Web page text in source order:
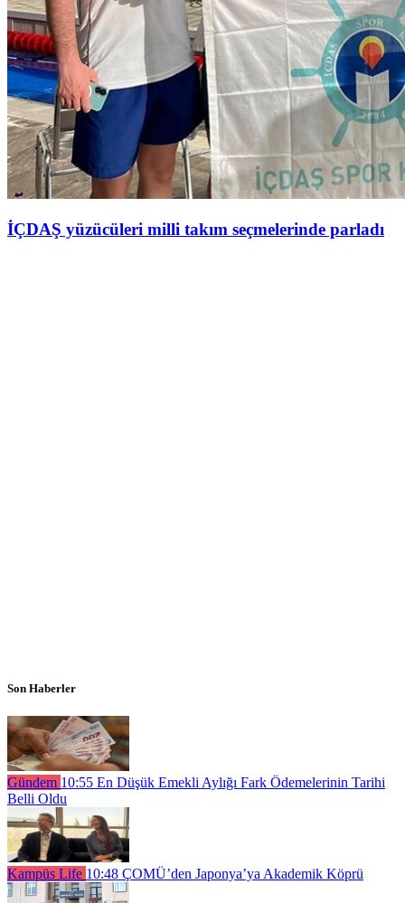
İÇDAŞ yüzücüleri milli takım seçmelerinde parladı
Son Haberler
Gündem 10:55 En Düşük Emekli Aylığı Fark Ödemelerinin Tarihi
Belli Oldu
Kampüs Life 10:48 ÇOMÜ’den Japonya’ya Akademik Köprü